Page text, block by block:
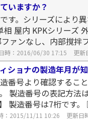
いますか？
す。シリーズにより
相 屋内 KPKシリーズ
ァンなし、内部撹拌
時：2016/06/30 17:15 更新
ショナの製造年月が
番号より確認するこ
製造番号の表記方
】 製造番号は7桁
：2015/11/11 10:26 更新日